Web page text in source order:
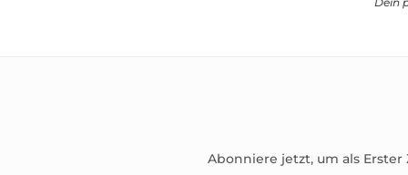
Abonniere jetzt, um als